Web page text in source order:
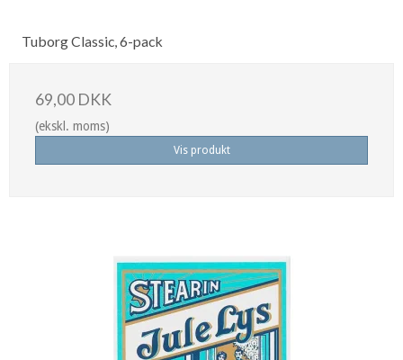
Tuborg Classic, 6-pack
69,00 DKK
(ekskl. moms)
Vis produkt